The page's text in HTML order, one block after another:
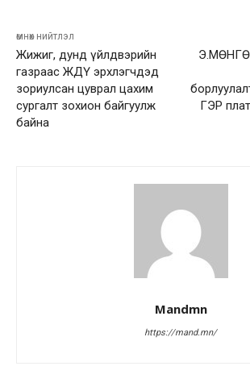
өмнөх нийтлэл
Жижиг, дунд үйлдвэрийн
газраас ЖДҮ эрхлэгчдэд
зориулсан цуврал цахим
сургалт зохион байгуулж
байна
ГЭР
Mandmn
https://mand.mn/